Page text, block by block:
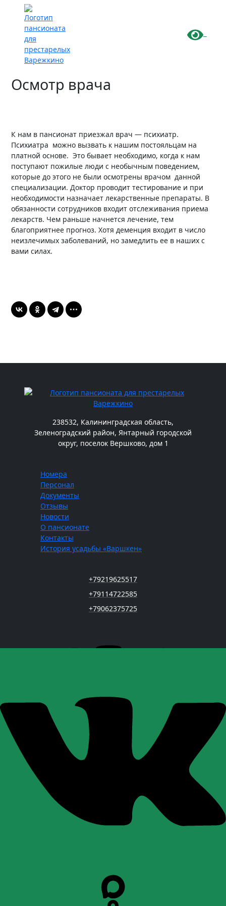
Осмотр врача
К нам в пансионат приезжал врач — психиатр.
Психиатра можно вызвать к нашим постояльцам на
платной основе. Это бывает необходимо, когда к нам
поступают пожилые люди с необычным поведением,
которые до этого не были осмотрены врачом данной
специализации. Доктор проводит тестирование и при
необходимости назначает лекарственные препараты. В
обязанности сотрудников входит отслеживания приема
лекарств. Чем раньше начнется лечение, тем
благоприятнее прогноз. Хотя деменция входит в число
неизлечимых заболеваний, но замедлить ее в наших с
вами силах.
238532, Калининградская область,
Зеленоградский район, Янтарный городской
округ, поселок Вершково, дом 1
Номера
Персонал
Документы
Отзывы
Новости
О пансионате
Контакты
История усадьбы «Варшкен»
+79219625517
+79114722585
+79062375725
Политика безопасности
©Пансионат